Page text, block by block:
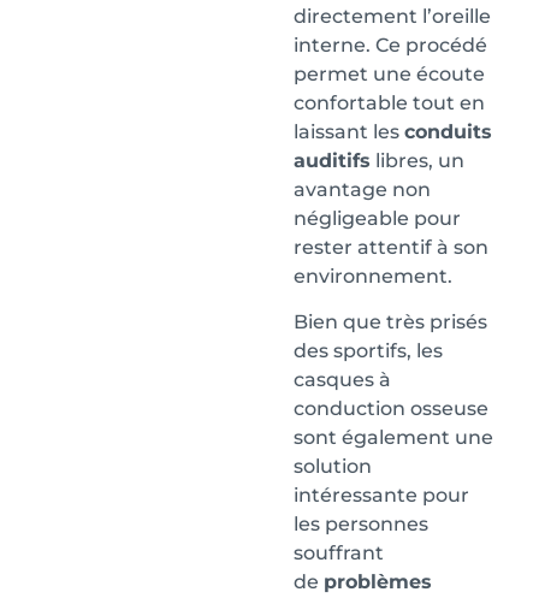
directement l’oreille
interne. Ce procédé
permet une écoute
confortable tout en
laissant les conduits
auditifs libres, un
avantage non
négligeable pour
rester attentif à son
environnement.
Bien que très prisés
des sportifs, les
casques à
conduction osseuse
sont également une
solution
intéressante pour
les personnes
souffrant
de problèmes